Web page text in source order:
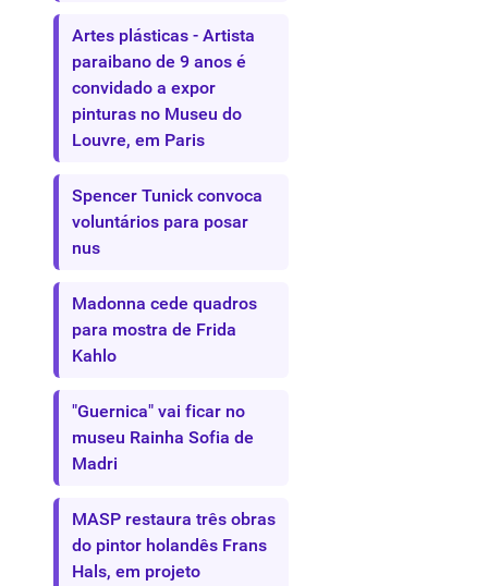
Artes plásticas - Artista
paraibano de 9 anos é
convidado a expor
pinturas no Museu do
Louvre, em Paris
Spencer Tunick convoca
voluntários para posar
nus
Madonna cede quadros
para mostra de Frida
Kahlo
"Guernica" vai ficar no
museu Rainha Sofia de
Madri
MASP restaura três obras
do pintor holandês Frans
Hals, em projeto